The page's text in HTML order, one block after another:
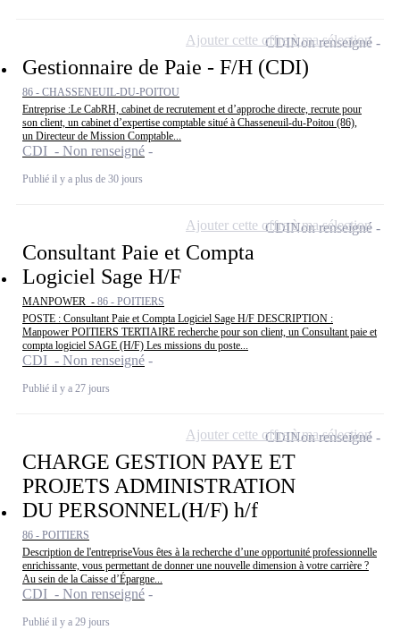
Gestionnaire de Paie - F/H (CDI)
86 - CHASSENEUIL-DU-POITOU
Entreprise :Le CabRH, cabinet de recrutement et d’approche directe, recrute pour
son client, un cabinet d’expertise comptable situé à Chasseneuil-du-Poitou (86),
un Directeur de Mission Comptable...
CDI - Non renseigné
Publié il y a plus de 30 jours
CDINon renseigné
Ajouter cette offre à ma sélection
Consultant Paie et Compta
Logiciel Sage H/F
MANPOWER - 86 - POITIERS
POSTE : Consultant Paie et Compta Logiciel Sage H/F DESCRIPTION :
Manpower POITIERS TERTIAIRE recherche pour son client, un Consultant paie et
compta logiciel SAGE (H/F) Les missions du poste...
CDI - Non renseigné
Publié il y a 27 jours
CDINon renseigné
Ajouter cette offre à ma sélection
CHARGE GESTION PAYE ET
PROJETS ADMINISTRATION
DU PERSONNEL(H/F) h/f
86 - POITIERS
Description de l'entrepriseVous êtes à la recherche d’une opportunité professionnelle
enrichissante, vous permettant de donner une nouvelle dimension à votre carrière ?
Au sein de la Caisse d’Épargne...
CDI - Non renseigné
Publié il y a 29 jours
CDINon renseigné
Ajouter cette offre à ma sélection